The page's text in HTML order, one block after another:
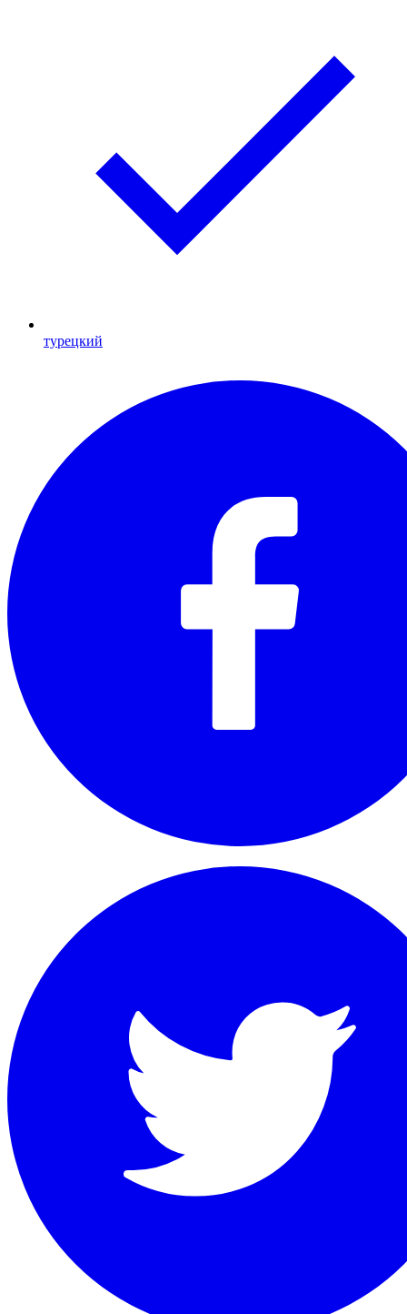
турецкий